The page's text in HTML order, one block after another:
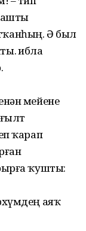
Ә был
Ҡибла
мейене
ҡарап
ҡушты:
аяҡ